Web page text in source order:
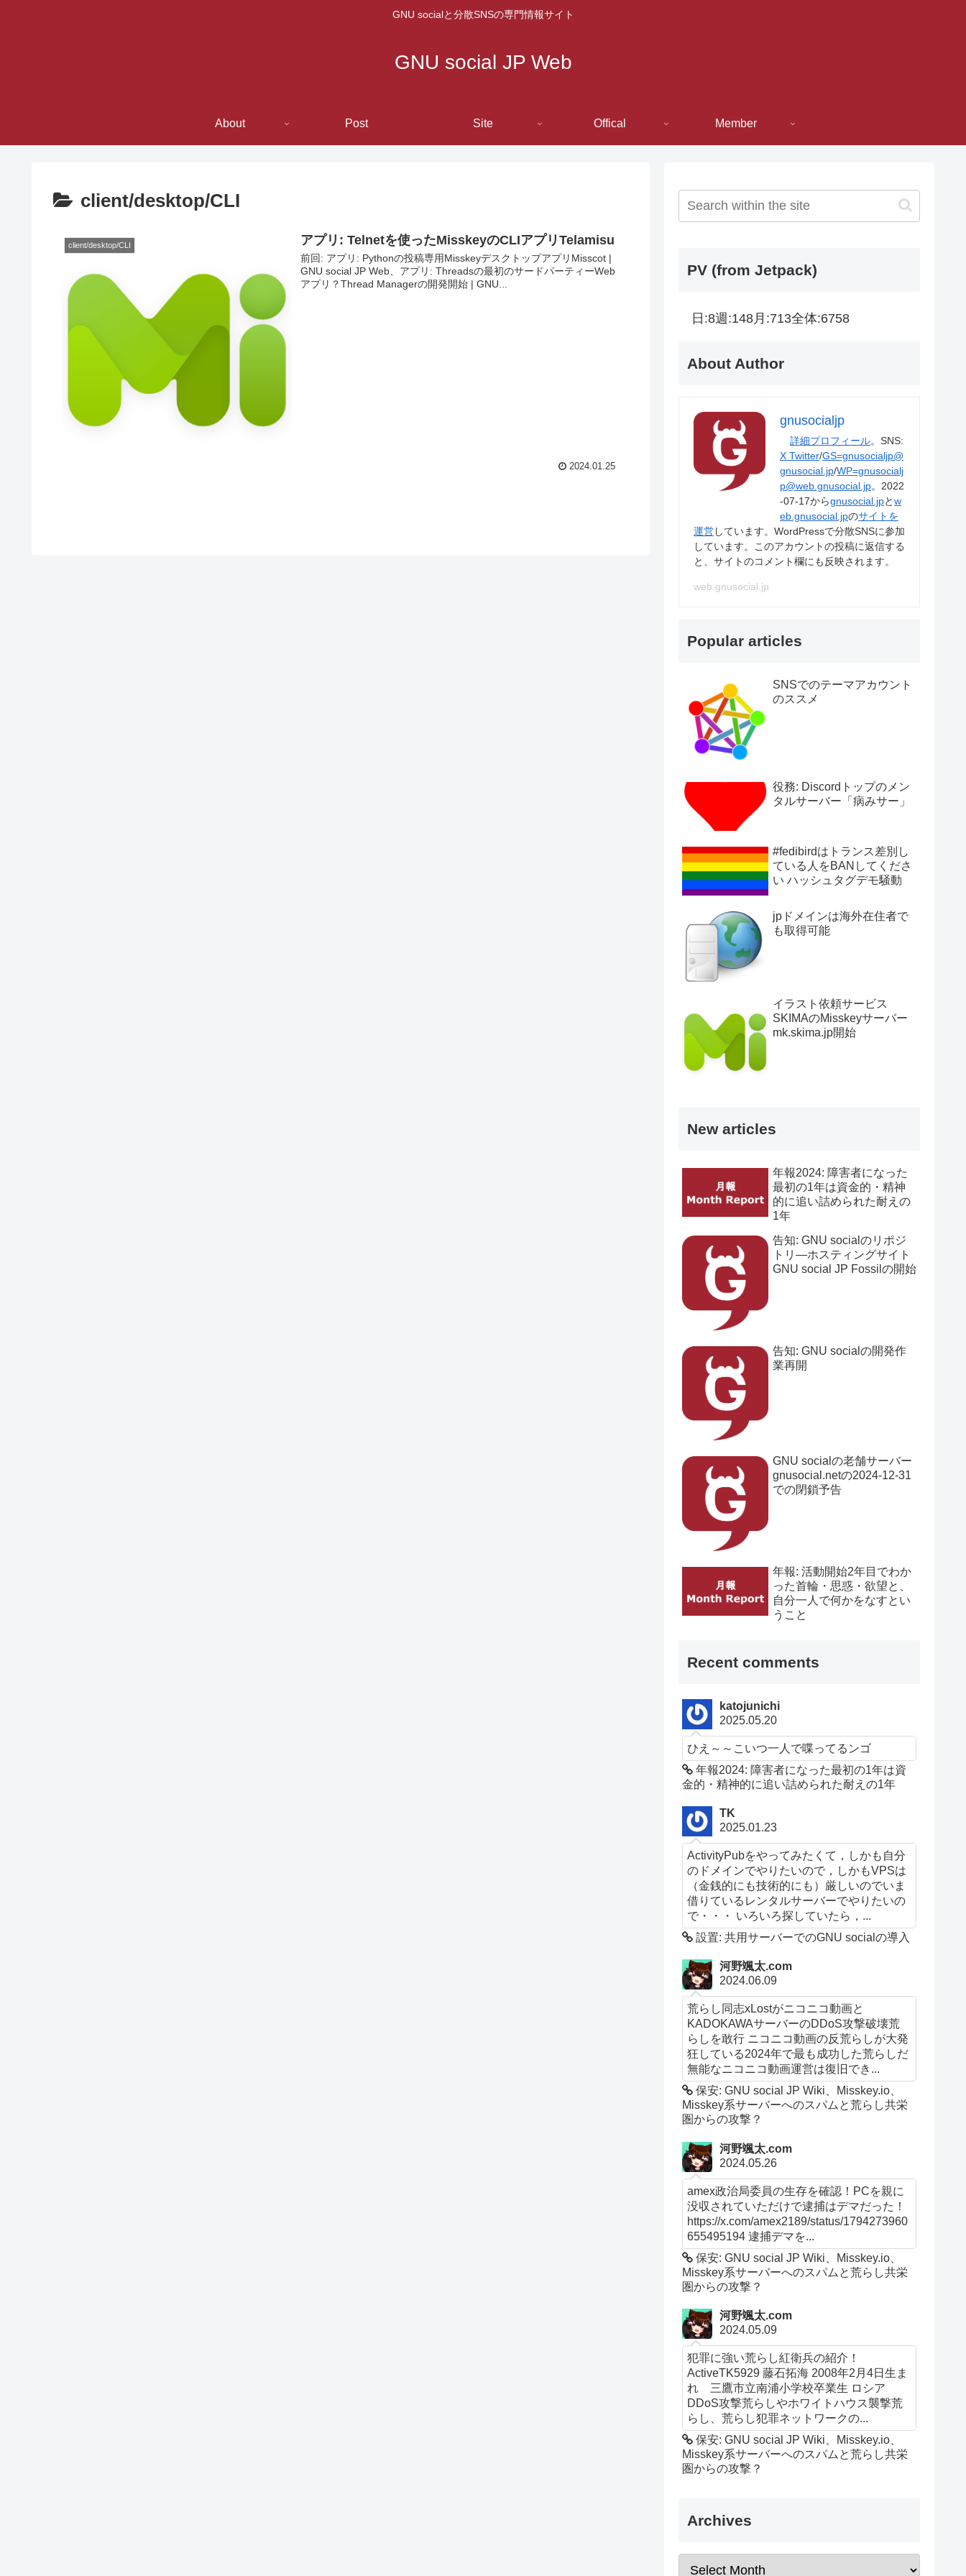
GNU socialと分散SNSの専門情報サイト
GNU social JP Web
About Post Site Offical Member
client/desktop/CLI
client/desktop/CLI アプリ: Telnetを使ったMisskeyのCLIアプリTelamisu
前回: アプリ: Pythonの投稿専用MisskeyデスクトップアプリMisscot |
GNU social JP Web、アプリ: Threadsの最初のサードパーティーWeb
アプリ？Thread Managerの開発開始 | GNU...
2024.01.25
PV (from Jetpack)
日:8週:148月:713全体:6758
About Author
gnusocialjp
詳細プロフィール。SNS:
X Twitter/GS=gnusocialjp@
gnusocial.jp/WP=gnusocialj
p@web.gnusocial.jp。2022
-07-17からgnusocial.jpとw
eb.gnusocial.jpのサイトを
運営しています。WordPressで分散SNSに参加
しています。このアカウントの投稿に返信する
と、サイトのコメント欄にも反映されます。
web.gnusocial.jp
Popular articles
SNSでのテーマアカウント
のススメ
役務: Discordトップのメン
タルサーバー「病みサー」
#fedibirdはトランス差別し
ている人をBANしてくださ
い ハッシュタグデモ騒動
jpドメインは海外在住者で
も取得可能
イラスト依頼サービス
SKIMAのMisskeyサーバー
mk.skima.jp開始
New articles
年報2024: 障害者になった
最初の1年は資金的・精神
的に追い詰められた耐えの
1年
告知: GNU socialのリポジ
トリ―ホスティングサイト
GNU social JP Fossilの開始
告知: GNU socialの開発作
業再開
GNU socialの老舗サーバー
gnusocial.netの2024-12-31
での閉鎖予告
年報: 活動開始2年目でわか
った首輪・思惑・欲望と、
自分一人で何かをなすとい
うこと
Recent comments
katojunichi
2025.05.20
ひえ～～こいつ一人で喋ってるンゴ
年報2024: 障害者になった最初の1年は資
金的・精神的に追い詰められた耐えの1年
TK
2025.01.23
ActivityPubをやってみたくて，しかも自分
のドメインでやりたいので，しかもVPSは
（金銭的にも技術的にも）厳しいのでいま
借りているレンタルサーバーでやりたいの
で・・・ いろいろ探していたら，...
設置: 共用サーバーでのGNU socialの導入
河野颯太.com
2024.06.09
荒らし同志xLostがニコニコ動画と
KADOKAWAサーバーのDDoS攻撃破壊荒
らしを敢行 ニコニコ動画の反荒らしが大発
狂している2024年で最も成功した荒らしだ
無能なニコニコ動画運営は復旧でき...
保安: GNU social JP Wiki、Misskey.io、
Misskey系サーバーへのスパムと荒らし共栄
圏からの攻撃？
河野颯太.com
2024.05.26
amex政治局委員の生存を確認！PCを親に
没収されていただけで逮捕はデマだった！
https://x.com/amex2189/status/1794273960
655495194 逮捕デマを...
保安: GNU social JP Wiki、Misskey.io、
Misskey系サーバーへのスパムと荒らし共栄
圏からの攻撃？
河野颯太.com
2024.05.09
犯罪に強い荒らし紅衛兵の紹介！
ActiveTK5929 藤石拓海 2008年2月4日生ま
れ 三鷹市立南浦小学校卒業生 ロシア
DDoS攻撃荒らしやホワイトハウス襲撃荒
らし、荒らし犯罪ネットワークの...
保安: GNU social JP Wiki、Misskey.io、
Misskey系サーバーへのスパムと荒らし共栄
圏からの攻撃？
Archives